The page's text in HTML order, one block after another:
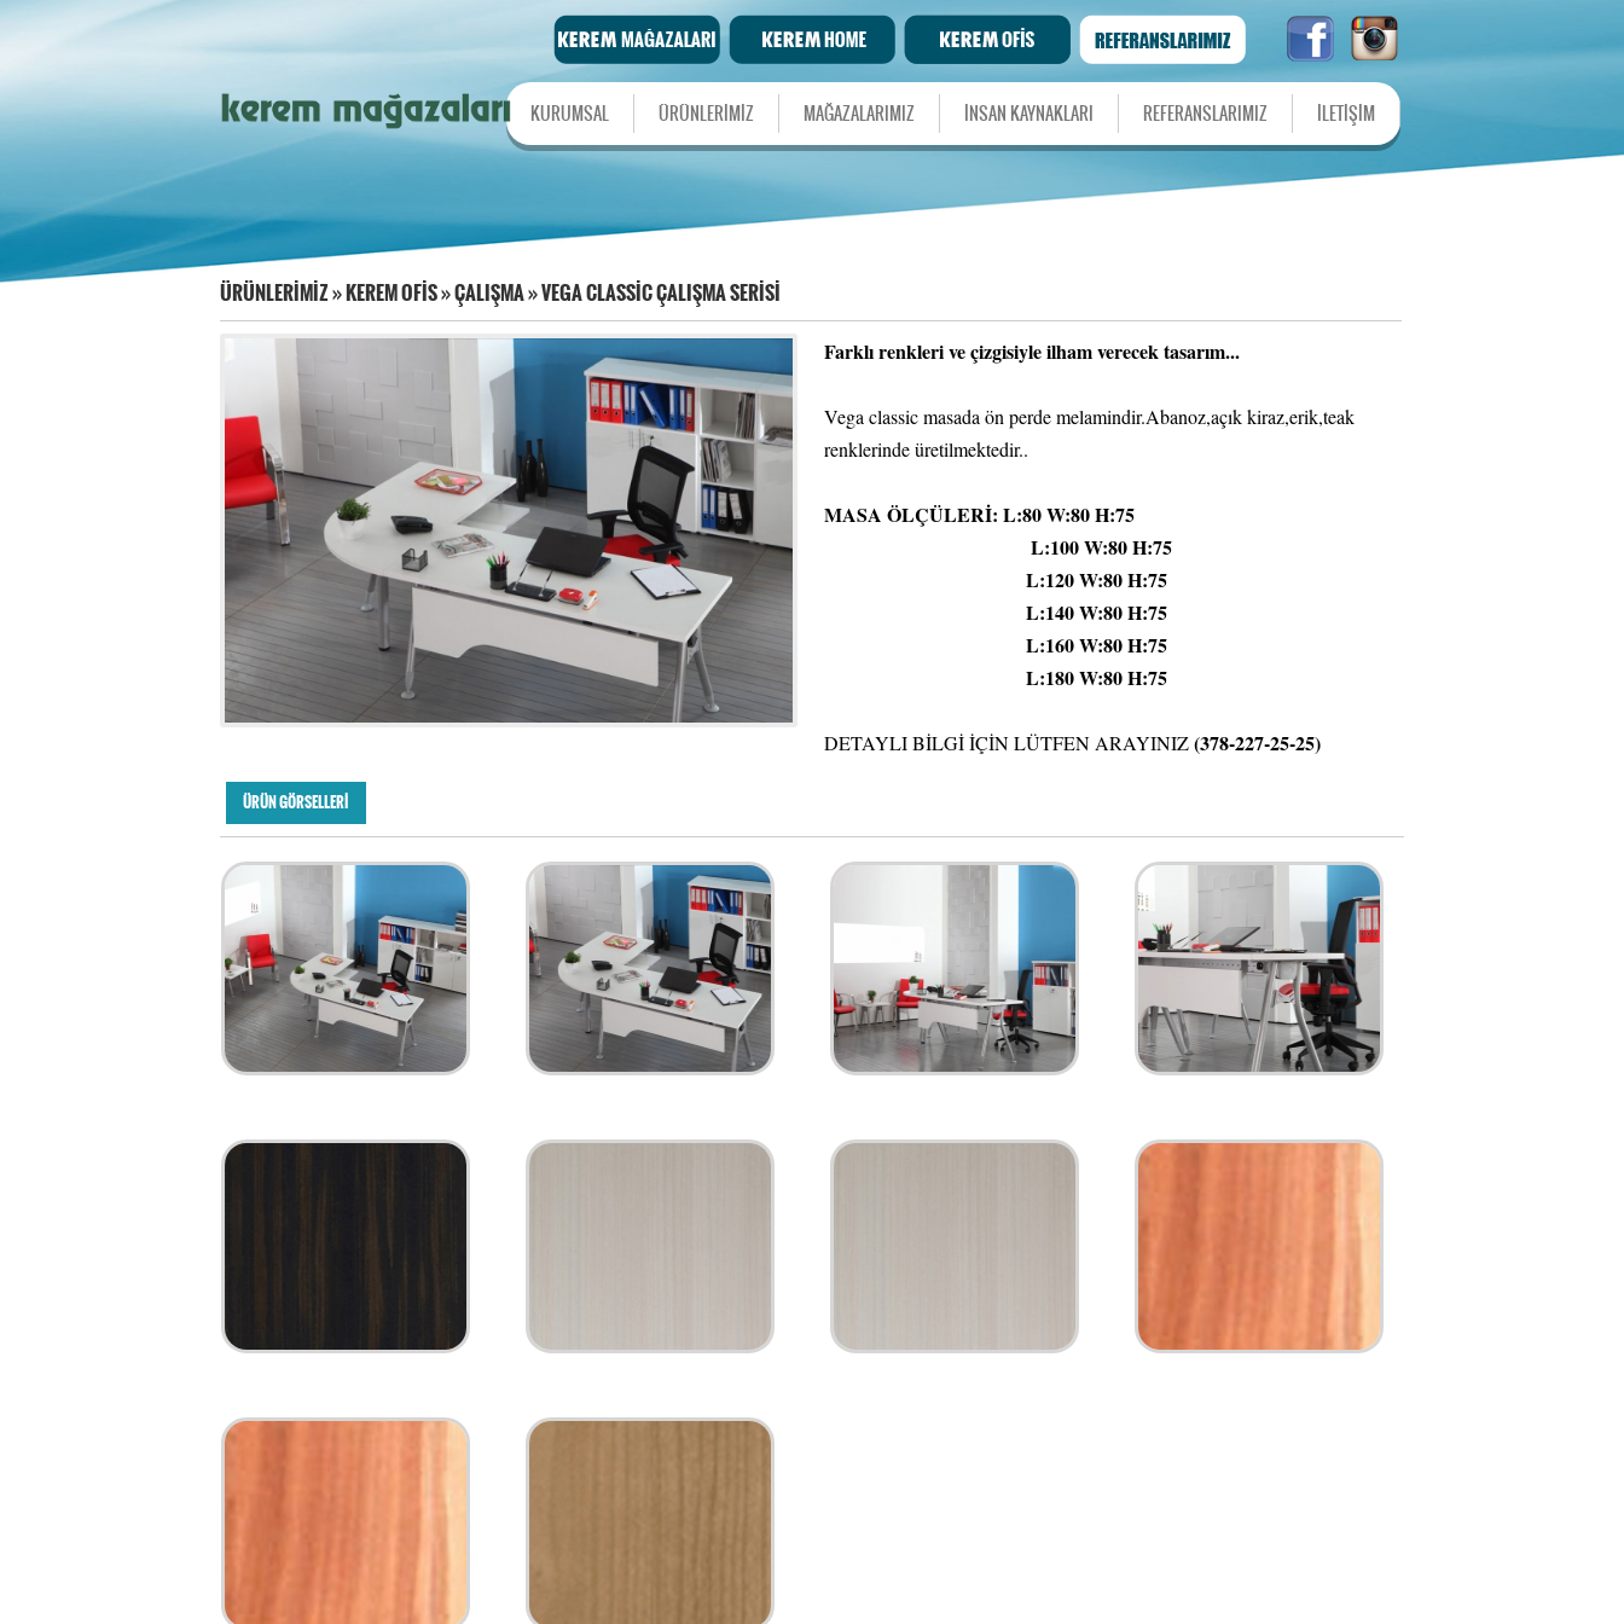
KURUMSAL ÜRÜNLERİMİZ MAĞAZALARIMIZ İNSAN KAYNAKLARI REFERANSLARIMIZ İLETİŞİM
ÜRÜNLERİMİZ»KEREM OFİS»ÇALIŞMA»VEGA CLASSİC ÇALIŞMA SERİSİ
Farklı renkleri ve çizgisiyle ilham verecek tasarım...
Vega classic masada ön perde melamindir.Abanoz,açık kiraz,erik,teak
renklerinde üretilmektedir..
MASA ÖLÇÜLERİ: L:80 W:80 H:75
L:100 W:80 H:75
L:120 W:80 H:75
L:140 W:80 H:75
L:160 W:80 H:75
L:180 W:80 H:75
DETAYLI BİLGİ İÇİN LÜTFEN ARAYINIZ(378-227-25-25)
ÜRÜN GÖRSELLERİ